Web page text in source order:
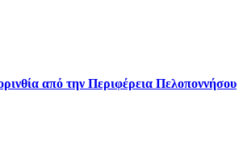
από την Περιφέρεια Πελοποννήσου